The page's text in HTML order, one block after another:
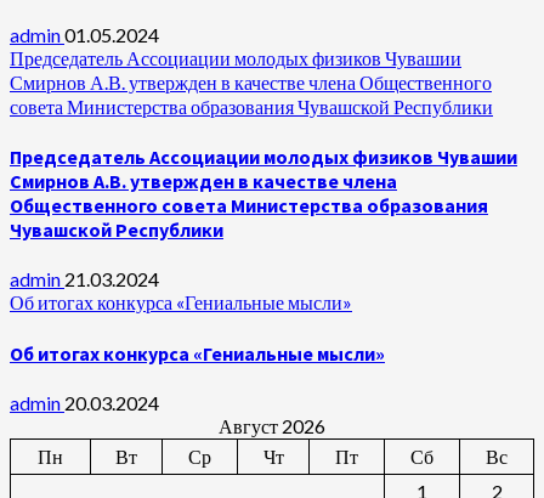
admin01.05.2024
Председатель Ассоциации молодых физиков Чувашии
Смирнов А.В. утвержден в качестве члена Общественного
совета Министерства образования Чувашской Республики
Председатель Ассоциации молодых физиков Чувашии
Смирнов А.В. утвержден в качестве члена
Общественного совета Министерства образования
Чувашской Республики
admin 21.03.2024
Об итогах конкурса «Гениальные мысли»
Об итогах конкурса «Гениальные мысли»
admin 20.03.2024
Август 2026
Пн
Вт Ср Чт Пт Сб
Вс
1
2